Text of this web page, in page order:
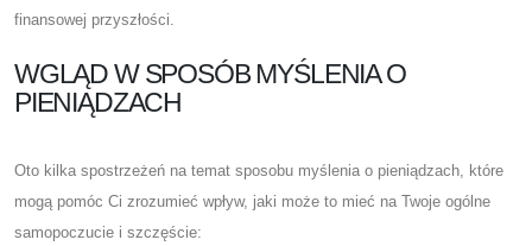
finansowej przyszłości.
WGLĄD W SPOSÓB MYŚLENIA O
PIENIĄDZACH
Oto kilka spostrzeżeń na temat sposobu myślenia o pieniądzach, które
mogą pomóc Ci zrozumieć wpływ, jaki może to mieć na Twoje ogólne
samopoczucie i szczęście: